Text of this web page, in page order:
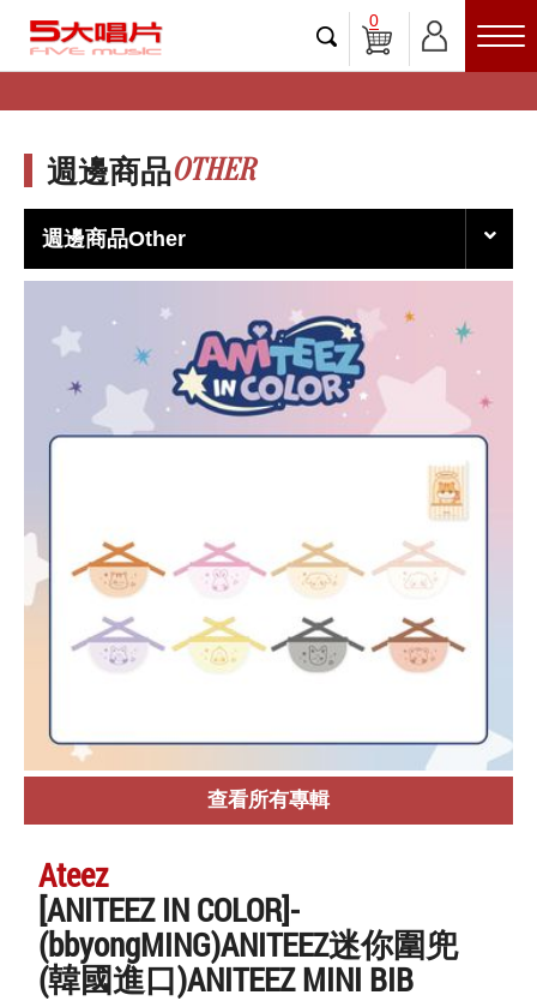
0
週邊商品OTHER
週邊商品Other
查看所有專輯
Ateez
[ANITEEZ IN COLOR]-
(bbyongMING)ANITEEZ迷你圍兜
(韓國進口)ANITEEZ MINI BIB